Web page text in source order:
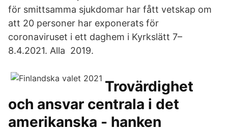
för smittsamma sjukdomar har fått vetskap om
att 20 personer har exponerats för
coronaviruset i ett daghem i Kyrkslätt 7–
8.4.2021. Alla 2019.
Trovärdighet
och ansvar centrala i det
amerikanska - hanken